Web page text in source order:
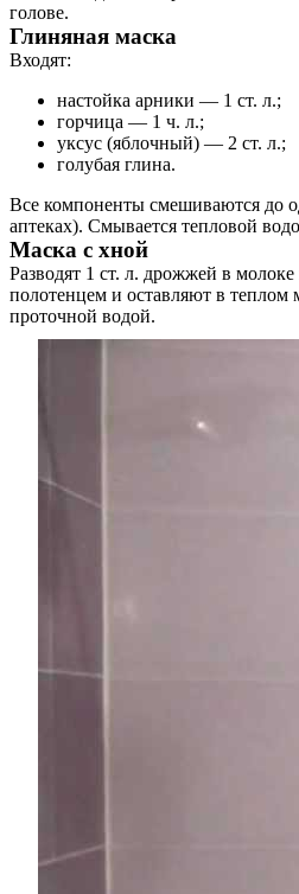
голове.
Глиняная маска
Входят:
настойка арники — 1 ст. л.;
горчица — 1 ч. л.;
уксус (яблочный) — 2 ст. л.;
голубая глина.
Все компоненты смешиваются до
аптеках). Смывается тепловой
Маска с хной
Разводят 1 ст. л. дрожжей в
полотенцем и оставляют в
проточной водой.